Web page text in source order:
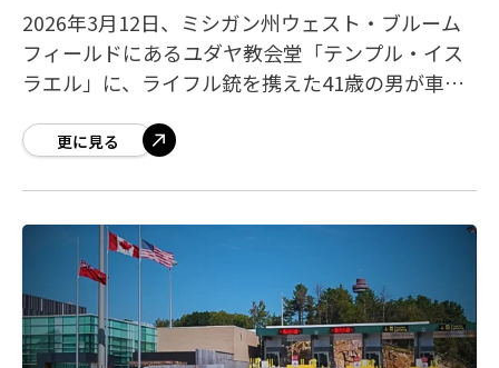
2026年3月12日、ミシガン州ウェスト・ブルーム
フィールドにあるユダヤ教会堂「テンプル・イス
ラエル」に、ライフル銃を携えた41歳の男が車で
たち140人が在籍しており、驚くべき
更に見る